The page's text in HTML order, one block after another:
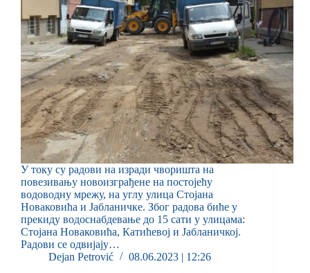
У току су радови на изради чворишта на
повезивању новоизграђене на постојећу
водоводну мрежу, на углу улица Стојана
Новаковића и Јабланичке. Због радова биће у
прекиду водоснабдевање до 15 сати у улицама:
Стојана Новаковића, Катићевој и Јабланичкој.
Радови се одвијају…
Dejan Petrović
08.06.2023 | 12:26